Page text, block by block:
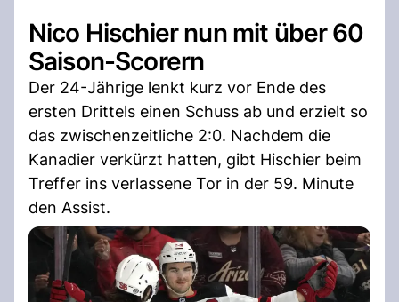
Nico Hischier nun mit über 60
Saison-Scorern
Der 24-Jährige lenkt kurz vor Ende des
ersten Drittels einen Schuss ab und erzielt so
das zwischenzeitliche 2:0. Nachdem die
Kanadier verkürzt hatten, gibt Hischier beim
Treffer ins verlassene Tor in der 59. Minute
den Assist.